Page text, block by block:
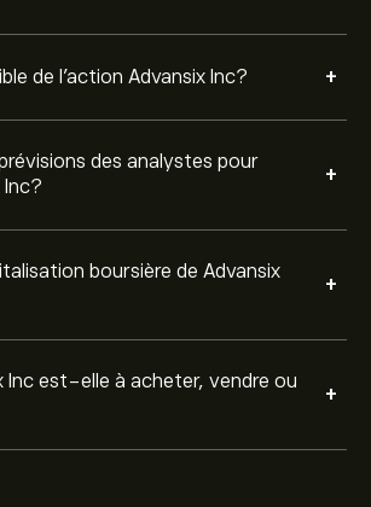
de l'action Advansix Inc? +
des analystes pour
Inc?
+
boursière de Advansix
+
Inc est-elle à acheter, vendre ou
+